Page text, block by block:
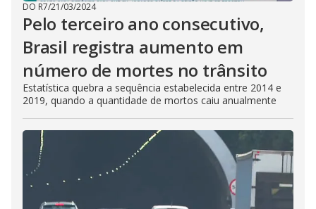
DO R7/21/03/2024
Pelo terceiro ano consecutivo,
Brasil registra aumento em
número de mortes no trânsito
Estatística quebra a sequência estabelecida entre 2014 e
2019, quando a quantidade de mortos caiu anualmente